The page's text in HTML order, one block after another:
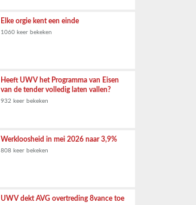
Elke orgie kent een einde
1060 keer bekeken
Heeft UWV het Programma van Eisen
van de tender volledig laten vallen?
932 keer bekeken
Werkloosheid in mei 2026 naar 3,9%
808 keer bekeken
UWV dekt AVG overtreding 8vance toe